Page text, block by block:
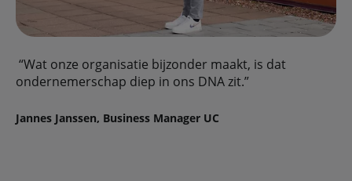
“Wat onze organisatie bijzonder maakt, is dat
ondernemerschap diep in ons DNA zit.”
Jannes Janssen, Business Manager UC